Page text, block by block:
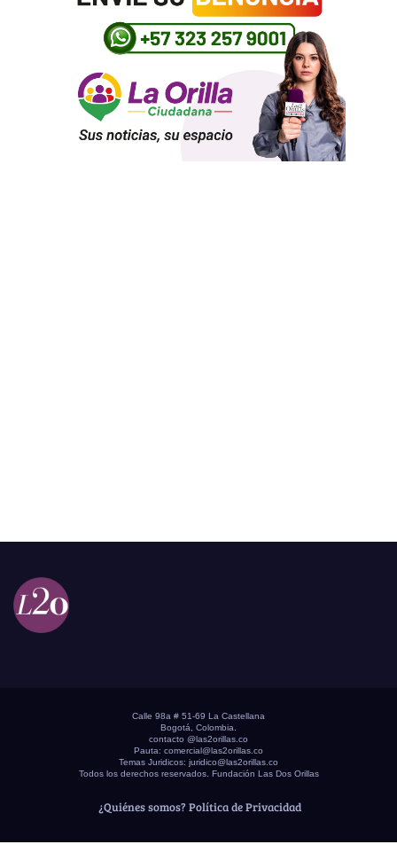
Calle 98a # 51-69 La Castellana
Bogotá, Colombia.
contacto @las2orillas.co
Pauta: comercial@las2orillas.co
Temas Juridicos: juridico@las2orillas.co
Todos los derechos reservados. Fundación Las Dos Orillas
¿Quiénes somos? Política de Privacidad